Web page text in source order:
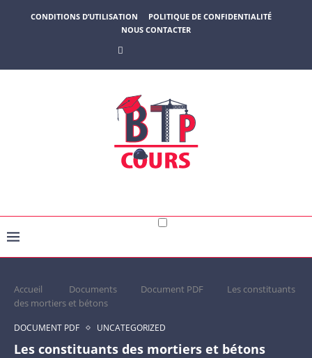
CONDITIONS D’UTILISATION
POLITIQUE DE CONFIDENTIALITÉ
NOUS CONTACTER
Accueil Documents Document PDF
Les constituants
des mortiers et bétons
DOCUMENT PDF UNCATEGORIZED
Les constituants des mortiers et bétons